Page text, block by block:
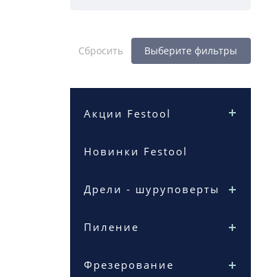
Сбросить Выберите фильтры
Акции Festool
Новинки Festool
Дрели - шуруповерты
Пиление
Фрезерование